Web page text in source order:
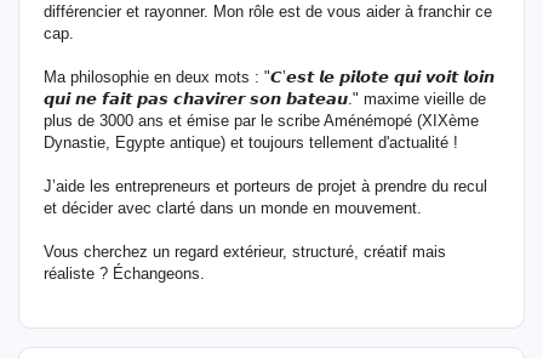
différencier et rayonner. Mon rôle est de vous aider à franchir ce
cap.
Ma philosophie en deux mots : "𝘾’𝙚𝙨𝙩 𝙡𝙚 𝙥𝙞𝙡𝙤𝙩𝙚 𝙦𝙪𝙞 𝙫𝙤𝙞𝙩 𝙡𝙤𝙞𝙣
𝙦𝙪𝙞 𝙣𝙚 𝙛𝙖𝙞𝙩 𝙥𝙖𝙨 𝙘𝙝𝙖𝙫𝙞𝙧𝙚𝙧 𝙨𝙤𝙣 𝙗𝙖𝙩𝙚𝙖𝙪." maxime vieille de
plus de 3000 ans et émise par le scribe Aménémopé (XIXème
Dynastie, Egypte antique) et toujours tellement d'actualité !
J’aide les entrepreneurs et porteurs de projet à prendre du recul
et décider avec clarté dans un monde en mouvement.
Vous cherchez un regard extérieur, structuré, créatif mais
réaliste ? Échangeons.